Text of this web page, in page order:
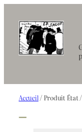
contenu
Accueil / Produit État
–